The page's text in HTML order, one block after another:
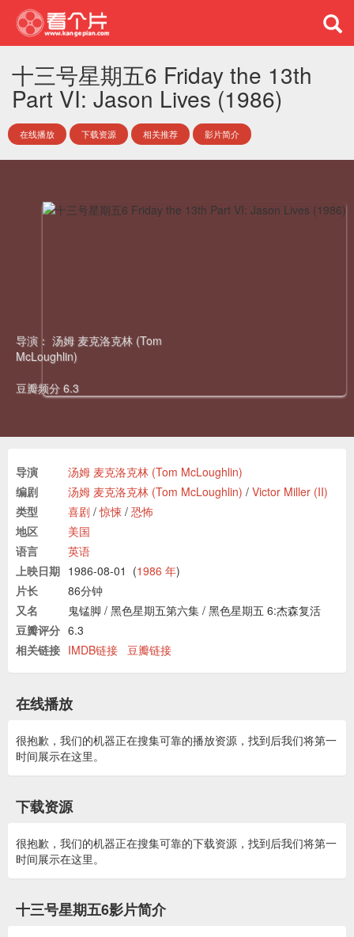
十三号星期五6 Friday the 13th
Part VI: Jason Lives (1986)
在线播放 下载资源 相关推荐 影片简介
导演： 汤姆 麦克洛克林 (Tom
McLoughlin)
豆瓣频分 6.3
导演
汤姆 麦克洛克林 (Tom McLoughlin)
编剧
汤姆 麦克洛克林 (Tom McLoughlin) / Victor Miller (II)
类型
喜剧 /惊悚 / 恐怖
地区
美国
语言
英语
上映日期 1986-08-01 (1986 年)
片长
86分钟
又名
鬼锰脚 / 黑色星期五第六集 / 黑色星期五 6:杰森复活
豆瓣评分 6.3
相关链接 IMDB链接 豆瓣链接
在线播放
很抱歉，我们的机器正在搜集可靠的播放资源，找到后我们将第一
时间展示在这里。
下载资源
很抱歉，我们的机器正在搜集可靠的下载资源，找到后我们将第一
时间展示在这里。
十三号星期五6影片简介